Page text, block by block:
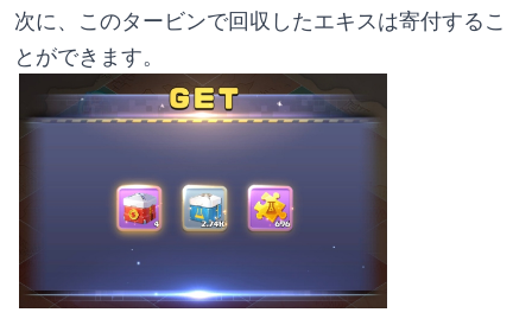
次に、このタービンで回収したエキスは寄付するこ
とができます。